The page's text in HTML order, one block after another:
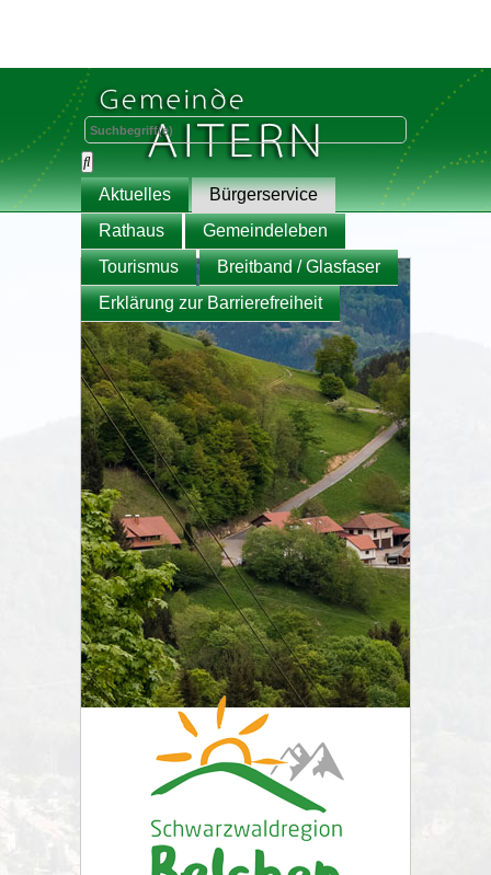
Aktuelles
Bürgerservice
Rathaus
Gemeindeleben
Tourismus
Breitband / Glasfaser
Erklärung zur Barrierefreiheit